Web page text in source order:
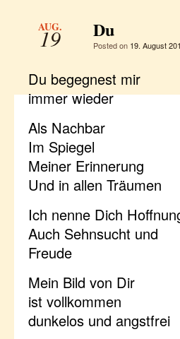
AUG.
19 Du
Posted on 19. August
Du begegnest mir
immer wieder
Als Nachbar
Im Spiegel
Meiner Erinnerung
Und in allen Träumen
Ich nenne Dich
Auch Sehnsucht und
Freude
Mein Bild von Dir
ist vollkommen
dunkelos und angstfrei